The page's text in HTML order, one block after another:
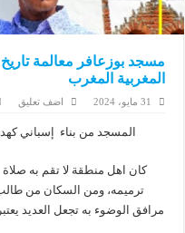
مسجد بوزعافر معالمة
المغربية المغرب
31 مايو، 2024 اضف تعليق
المسجد من بناء إسباني
كان اهل منطقة لا تقم به
ترميمه، ومن السكان من
مرافق الوضوء به تجعل العديد